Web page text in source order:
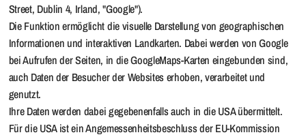
Street, Dublin 4, Irland, "Google").
Die Funktion ermöglicht die visuelle Darstellung von geographischen
Informationen und interaktiven Landkarten. Dabei werden von Google
bei Aufrufen der Seiten, in die GoogleMaps-Karten eingebunden sind,
auch Daten der Besucher der Websites erhoben, verarbeitet und
genutzt.
Ihre Daten werden dabei gegebenenfalls auch in die USA übermittelt.
Für die USA ist ein Angemessenheitsbeschluss der EU-Kommission